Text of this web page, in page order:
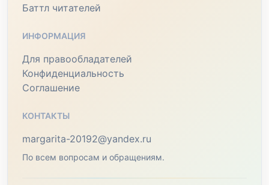
Баттл читателей
ИНФОРМАЦИЯ
Для правообладателей
Конфиденциальность
Соглашение
КОНТАКТЫ
margarita-20192@yandex.ru
По всем вопросам и обращениям.